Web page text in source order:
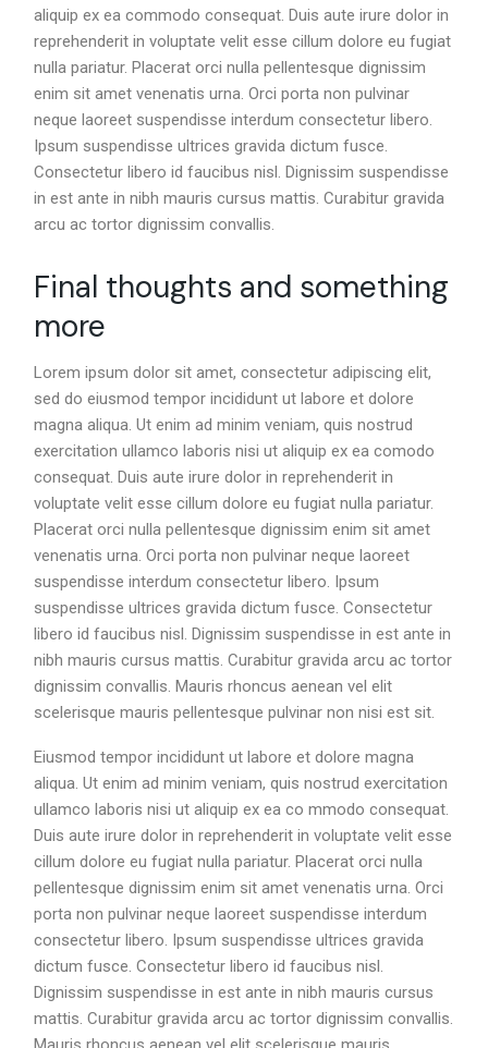
aliquip ex ea commodo consequat. Duis aute irure dolor in
reprehenderit in voluptate velit esse cillum dolore eu fugiat
nulla pariatur. Placerat orci nulla pellentesque dignissim
enim sit amet venenatis urna. Orci porta non pulvinar
neque laoreet suspendisse interdum consectetur libero.
Ipsum suspendisse ultrices gravida dictum fusce.
Consectetur libero id faucibus nisl. Dignissim suspendisse
in est ante in nibh mauris cursus mattis. Curabitur gravida
arcu ac tortor dignissim convallis.
Final thoughts and something
more
Lorem ipsum dolor sit amet, consectetur adipiscing elit,
sed do eiusmod tempor incididunt ut labore et dolore
magna aliqua. Ut enim ad minim veniam, quis nostrud
exercitation ullamco laboris nisi ut aliquip ex ea comodo
consequat. Duis aute irure dolor in reprehenderit in
voluptate velit esse cillum dolore eu fugiat nulla pariatur.
Placerat orci nulla pellentesque dignissim enim sit amet
venenatis urna. Orci porta non pulvinar neque laoreet
suspendisse interdum consectetur libero. Ipsum
suspendisse ultrices gravida dictum fusce. Consectetur
libero id faucibus nisl. Dignissim suspendisse in est ante in
nibh mauris cursus mattis. Curabitur gravida arcu ac tortor
dignissim convallis. Mauris rhoncus aenean vel elit
scelerisque mauris pellentesque pulvinar non nisi est sit.
Eiusmod tempor incididunt ut labore et dolore magna
aliqua. Ut enim ad minim veniam, quis nostrud exercitation
ullamco laboris nisi ut aliquip ex ea co mmodo consequat.
Duis aute irure dolor in reprehenderit in voluptate velit esse
cillum dolore eu fugiat nulla pariatur. Placerat orci nulla
pellentesque dignissim enim sit amet venenatis urna. Orci
porta non pulvinar neque laoreet suspendisse interdum
consectetur libero. Ipsum suspendisse ultrices gravida
dictum fusce. Consectetur libero id faucibus nisl.
Dignissim suspendisse in est ante in nibh mauris cursus
mattis. Curabitur gravida arcu ac tortor dignissim convallis.